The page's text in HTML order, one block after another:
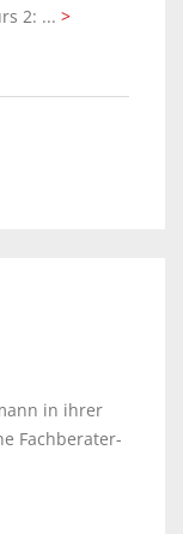
2: ... >
in ihrer
Fachberater-